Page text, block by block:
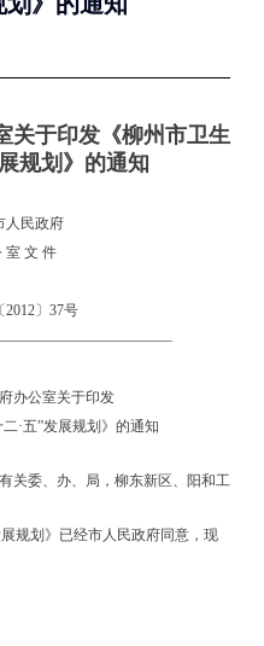
关于印发《柳州市卫生
规划》的通知
人民政府
室 文 件
2012〕 37号
—————————
办公室关于印发
二·五”发展规划》的通知
关委、办、局，柳东新区、阳和工
规划》已经市人民政府同意，现